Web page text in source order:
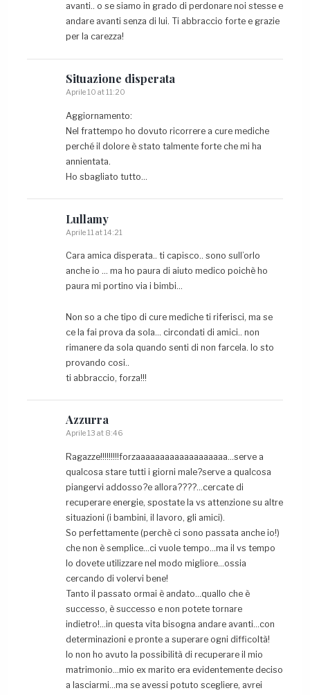
avanti.. o se siamo in grado di perdonare noi stesse e
andare avanti senza di lui. Ti abbraccio forte e grazie
per la carezza!
Situazione disperata
Aprile 10 at 11:20
Aggiornamento:
Nel frattempo ho dovuto ricorrere a cure mediche
perché il dolore è stato talmente forte che mi ha
annientata.
Ho sbagliato tutto…
Lullamy
Aprile 11 at 14:21
Cara amica disperata.. ti capisco.. sono sull’orlo
anche io … ma ho paura di aiuto medico poichè ho
paura mi portino via i bimbi…
Non so a che tipo di cure mediche ti riferisci, ma se
ce la fai prova da sola… circondati di amici.. non
rimanere da sola quando senti di non farcela. Io sto
provando cosi..
ti abbraccio, forza!!!
Azzurra
Aprile 13 at 8:46
Ragazze!!!!!!!!!forzaaaaaaaaaaaaaaaaaaa…serve a
qualcosa stare tutti i giorni male?serve a qualcosa
piangervi addosso?e allora????…cercate di
recuperare energie, spostate la vs attenzione su altre
situazioni (i bambini, il lavoro, gli amici).
So perfettamente (perchè ci sono passata anche io!)
che non è semplice…ci vuole tempo…ma il vs tempo
lo dovete utilizzare nel modo migliore…ossia
cercando di volervi bene!
Tanto il passato ormai è andato…quallo che è
successo, è successo e non potete tornare
indietro!…in questa vita bisogna andare avanti…con
determinazioni e pronte a superare ogni difficoltà!
Io non ho avuto la possibilità di recuperare il mio
matrimonio…mio ex marito era evidentemente deciso
a lasciarmi…ma se avessi potuto scegliere, avrei